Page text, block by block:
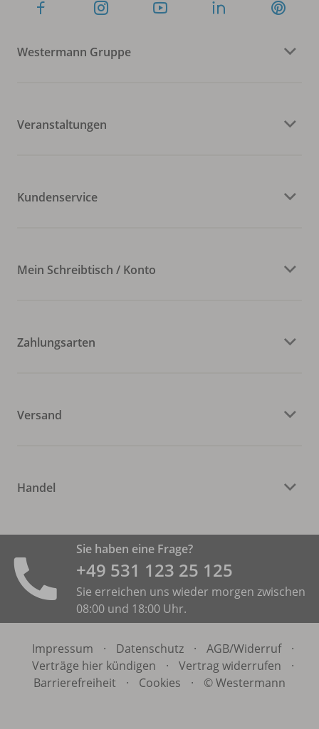
Westermann Gruppe
Veranstaltungen
Kundenservice
Mein Schreibtisch / Konto
Zahlungsarten
Versand
Handel
Sie haben eine Frage?
+49 531 ­123 25 125
Sie erreichen uns wieder morgen zwischen
08:00 und 18:00 Uhr.
Impressum · Datenschutz · AGB/Widerruf
·
Verträge hier kündigen
· Vertrag widerrufen
·
Barrierefreiheit
· Cookies · © Westermann